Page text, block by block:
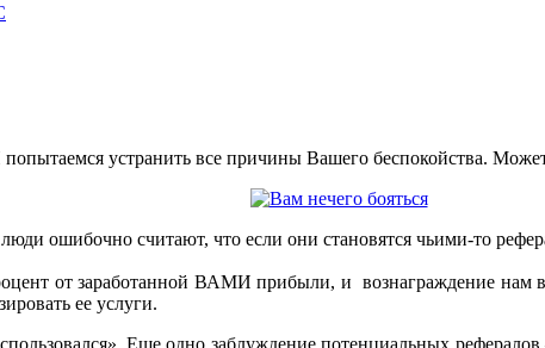
устранить все причины Вашего беспокойства.
ошибочно считают, что если они становятся чьими-то
от заработанной ВАМИ прибыли, и вознаграждение нам
ее услуги.
Еще одно заблуждение потенциальных